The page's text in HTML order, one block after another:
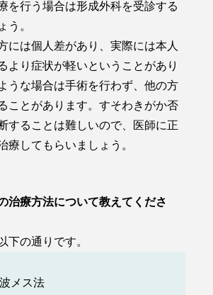
を行う場合は形成外科を受診する
う。
には個人差があり、実際には本人
より症状が軽いということがあり
うな場合は手術を行わず、他の方
ことがあります。すそわきがか否
することは難しいので、医師に正
療してもらいましょう。
治療方法について教えてくださ
下の通りです。
メス法